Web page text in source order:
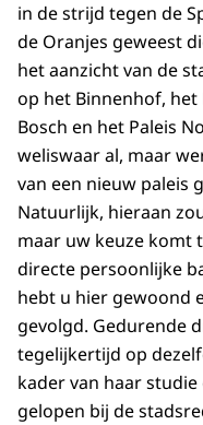
in de strijd tegen de
de Oranjes geweest
het aanzicht van de
op het Binnenhof,
Bosch en het Paleis
weliswaar al, maar
van een nieuw paleis
Natuurlijk, hieraan
maar uw keuze komt
directe persoonlijke
hebt u hier gewoond
gevolgd. Gedurende
tegelijkertijd op
kader van haar
gelopen bij de